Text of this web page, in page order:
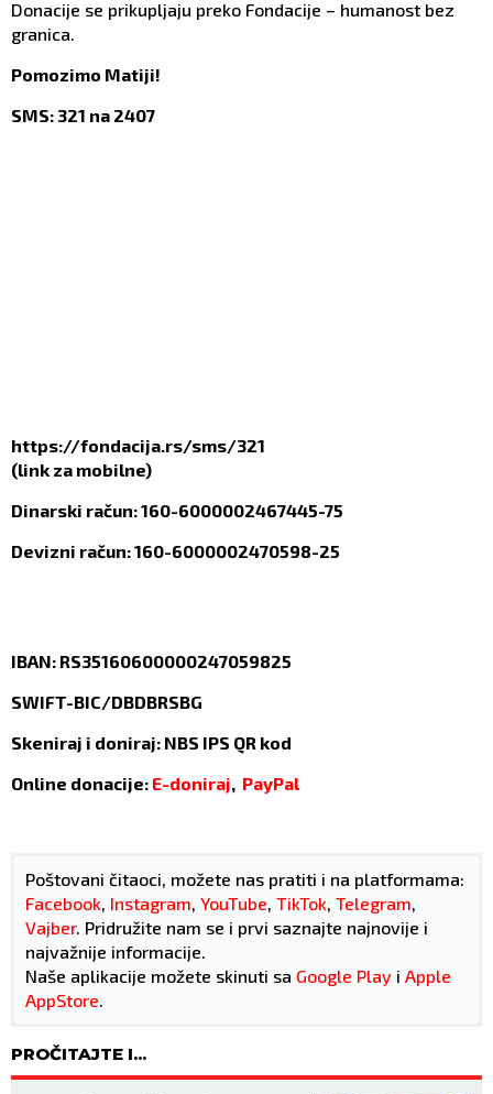
Donacije se prikupljaju preko Fondacije – humanost bez
granica.
Pomozimo Matiji!
SMS: 321 na 2407
https://fondacija.rs/sms/321
(link za mobilne)
Dinarski račun: 160-6000002467445-75
Devizni račun: 160-6000002470598-25
IBAN: RS35160600000247059825
SWIFT-BIC/DBDBRSBG
Skeniraj i doniraj: NBS IPS QR kod
Online donacije: E-doniraj, PayPal
Poštovani čitaoci, možete nas pratiti i na platformama:
Facebook Instagram YouTube TikTok Telegram
Vajber. Pridružite nam se i prvi saznajte najnovije i
najvažnije informacije.
Naše aplikacije možete skinuti sa Google Play i Apple
AppStore
PROČITAJTE I...